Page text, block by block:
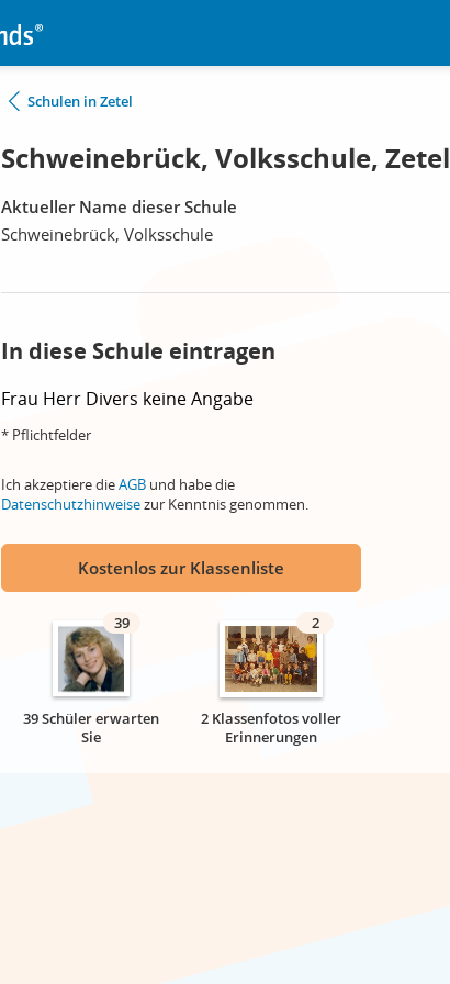
Schulen in Zetel
Schweinebrück, Volksschule, Zetel
Aktueller Name dieser Schule
Schweinebrück, Volksschule
In diese Schule eintragen
Frau Herr Divers keine Angabe
* Pflichtfelder
Ich akzeptiere dieAGB und habe die
Datenschutzhinweisezur Kenntnis genommen.
Kostenlos zur Klassenliste
39
39 Schüler erwarten
Sie
2
2 Klassenfotos voller
Erinnerungen